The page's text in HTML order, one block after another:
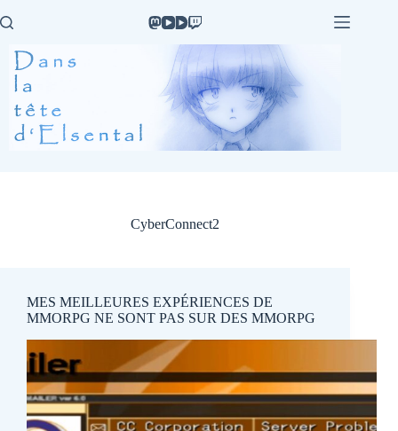
au
CyberConnect2
MES MEILLEURES EXPÉRIENCES DE
MMORPG NE SONT PAS SUR DES MMORPG